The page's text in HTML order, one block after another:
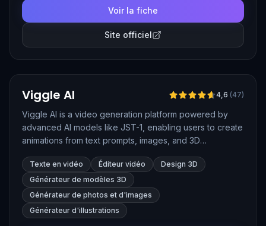
Voir la fiche
Site officiel
Viggle AI 4,6 (47)
Viggle AI is a video generation platform powered by
advanced AI models like JST-1, enabling users to create
animations from text prompts, images, and 3D
physics-based motion and real-time animation
capabilities, making it suitable for creating engaging
content quickly.
Texte en vidéo Éditeur vidéo
Design 3D
Générateur de modèles 3D
Générateur de photos et d'images
Générateur d'illustrations